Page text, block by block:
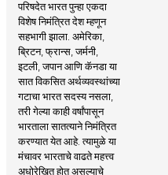
परिषदेत भारत पुन्हा एकदा
विशेष निमंत्रित देश म्हणून
सहभागी झाला. अमेरिका,
ब्रिटन, फ्रान्स, जर्मनी,
इटली, जपान आणि कॅनडा या
सात विकसित अर्थव्यवस्थांच्या
गटाचा भारत सदस्य नसला,
तरी गेल्या काही वर्षांपासून
भारताला सातत्याने निमंत्रित
करण्यात येत आहे. त्यामुळे या
मंचावर भारताचे वाढते महत्त्व
अधोरेखित होत असल्याचे